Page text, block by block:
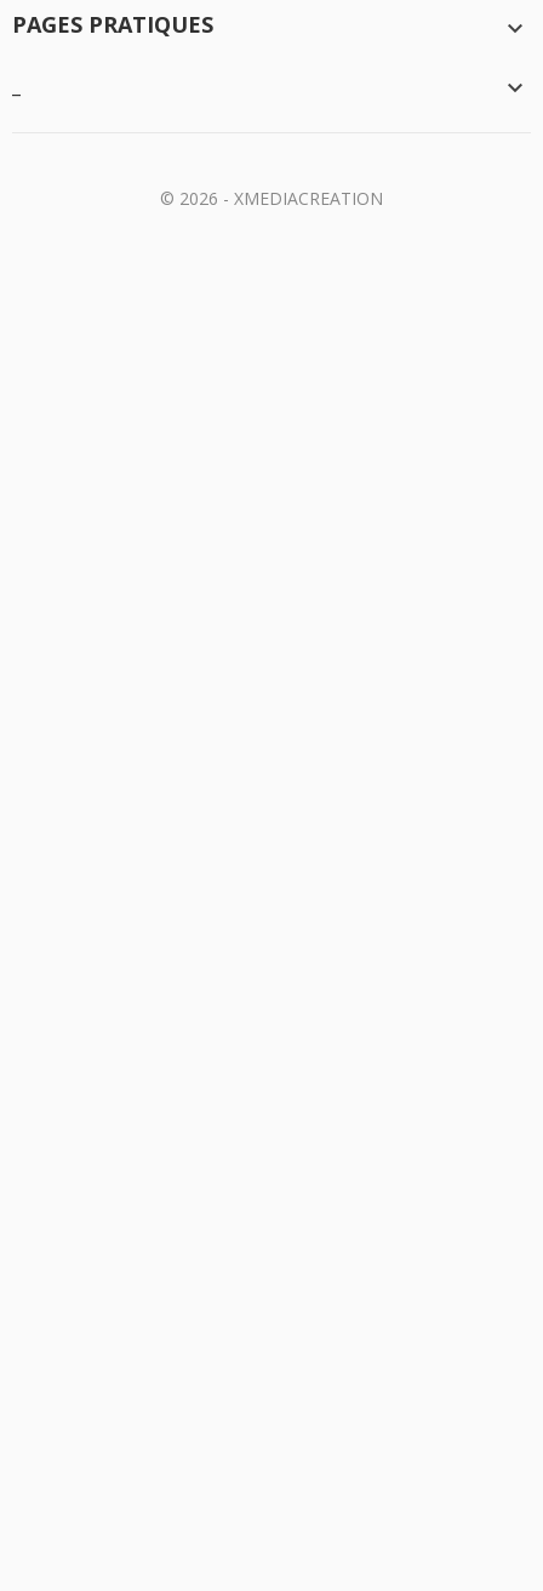
PAGES PRATIQUES


© 2026 - XMEDIACREATION